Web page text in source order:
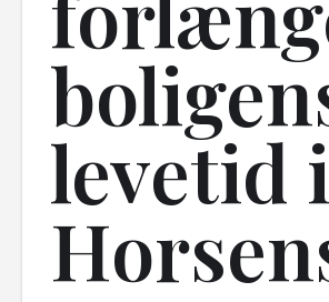
levetid i